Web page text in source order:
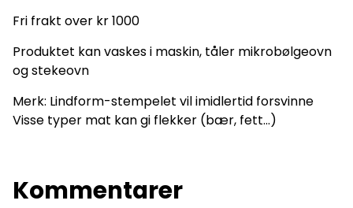
Fri frakt over kr 1000
Produktet kan vaskes i maskin, tåler mikrobølgeovn
og stekeovn
Merk: Lindform-stempelet vil imidlertid forsvinne
Visse typer mat kan gi flekker (bær, fett...)
Kommentarer